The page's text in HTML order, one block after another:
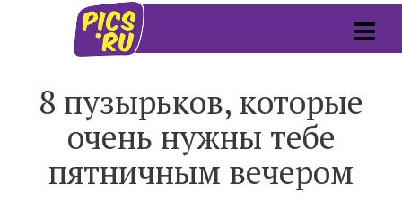
8 пузырьков, которые
очень нужны тебе
пятничным вечером